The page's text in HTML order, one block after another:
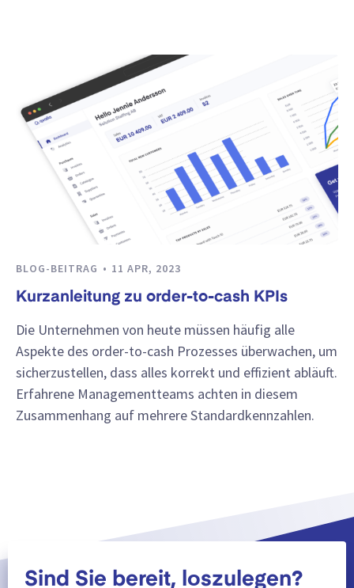
BLOG-BEITRAG 11 APR, 2023
Kurzanleitung zu order-to-cash KPIs
Die Unternehmen von heute müssen häufig alle
Aspekte des order-to-cash Prozesses überwachen, um
sicherzustellen, dass alles korrekt und effizient abläuft.
Erfahrene Managementteams achten in diesem
Zusammenhang auf mehrere Standardkennzahlen.
Sind Sie bereit, loszulegen?